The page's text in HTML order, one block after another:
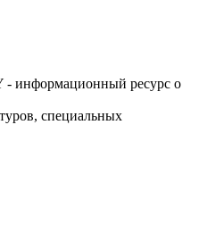
- информационный ресурс о
специальных